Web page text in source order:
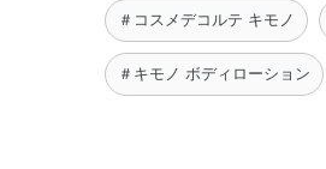
＃コスメデコルテ キモノ
＃キモノ ボディローション